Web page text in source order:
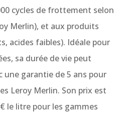
cycles de frottement selon
Merlin), et aux produits
acides faibles). Idéale pour
sa durée de vie peut
une garantie de 5 ans pour
Leroy Merlin. Son prix est
le litre pour les gammes